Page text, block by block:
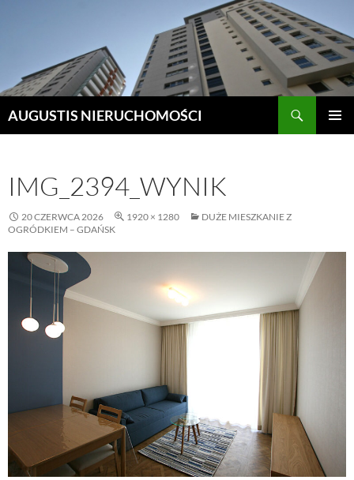
AUGUSTIS NIERUCHOMOŚCI
IMG_2394_WYNIK
20 CZERWCA 2026 1920 × 1280
DUŻE MIESZKANIE Z
OGRÓDKIEM – GDAŃSK